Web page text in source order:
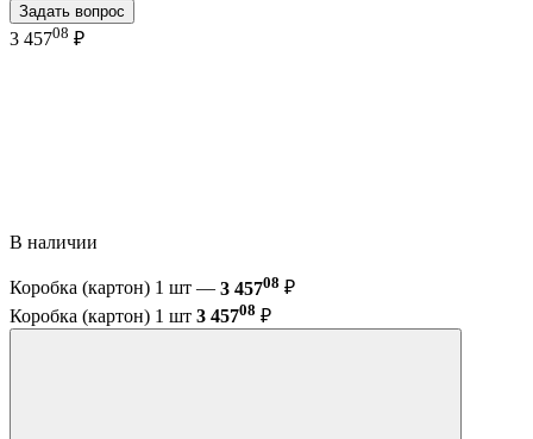
Задать вопрос
3 45708 ₽
В наличии
Коробка (картон) 1 шт — 3 45708 ₽
Коробка (картон) 1 шт 3 45708 ₽